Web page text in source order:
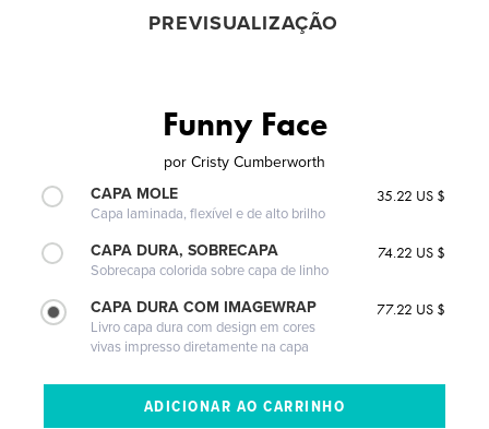
PREVISUALIZAÇÃO
Funny Face
por Cristy Cumberworth
CAPA MOLE
Capa laminada, flexível e de alto brilho
35.22 US $
CAPA DURA, SOBRECAPA
Sobrecapa colorida sobre capa de linho
74.22 US $
CAPA DURA COM IMAGEWRAP
Livro capa dura com design em cores
vivas impresso diretamente na capa
77.22 US $